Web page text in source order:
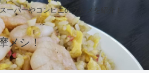
ーパーやコンビニのグルメを紹介！
メシ！